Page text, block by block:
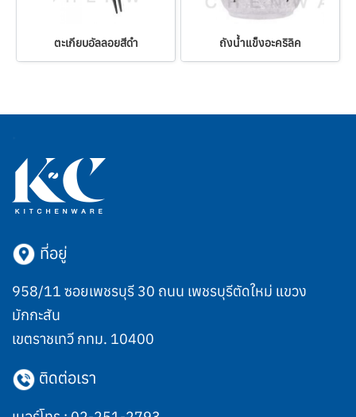
ตะเกียบอัลลอยสีดำ ถังน้ำแข็งอะคริลิค
ที่อยู่
958/11 ซอยเพชรบุรี 30 ถนน เพชรบุรีตัดใหม่ แขวง
มักกะสัน
เขตราชเทวี กทม. 10400
ติดต่อเรา